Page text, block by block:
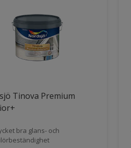
Tinova Premium
bra glans- och